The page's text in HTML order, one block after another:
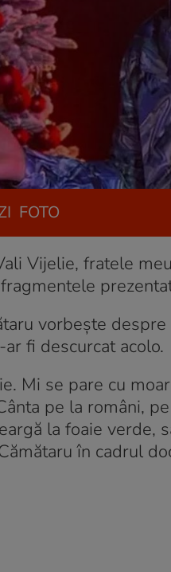
FOTO
Vijelie, fratele
vorbește
fi descurcat acolo.
Mi se pare cu
pe la români,
la foaie verde,
în cadrul